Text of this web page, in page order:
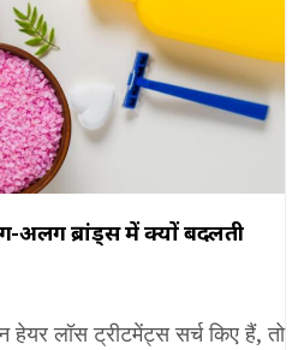
अलग ब्रांड्स में क्यों बदलती
लॉस ट्रीटमेंट्स सर्च किए हैं, तो